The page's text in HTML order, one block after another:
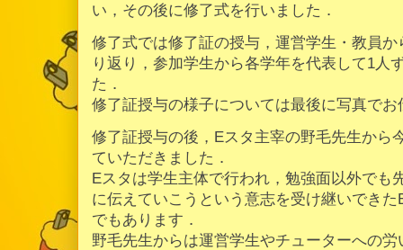
い，その後に修了式を行いました．
修了式では修了証の授与，運営学生・教員
り返り，参加学生から各学年を代表して1人
た．
修了証授与の様子については最後に写真でお
修了証授与の後，Eスタ主宰の野毛先生から
ていただきました．
Eスタは学生主体で行われ，勉強面以外でも
に伝えていこうという意志を受け継いでき
でもあります．
野毛先生からは運営学生やチューターへの